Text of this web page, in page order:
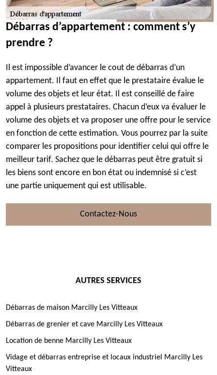
Débarras d’appartement : comment s’y
prendre ?
Il est impossible d’avancer le cout de débarras d’un
appartement. Il faut en effet que le prestataire évalue le
volume des objets et leur état. Il est conseillé de faire
appel à plusieurs prestataires. Chacun d’eux va évaluer le
volume des objets et va proposer une offre pour le service
en fonction de cette estimation. Vous pourrez par la suite
comparer les propositions pour identifier celui qui offre le
meilleur tarif. Sachez que le débarras peut être gratuit si
les biens sont encore en bon état ou indemnisé si c’est
une partie uniquement qui est utilisable.
Contactez-Nous
AUTRES SERVICES
Débarras de maison Marcilly Les Vitteaux
Débarras de grenier et cave Marcilly Les Vitteaux
Location de benne Marcilly Les Vitteaux
Vidage et débarras entreprise et locaux industriel Marcilly Les
Vitteaux